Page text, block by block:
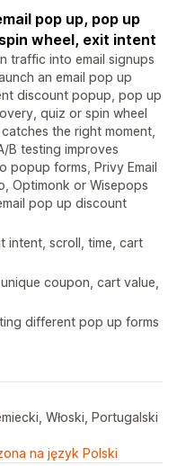
pop up, pop up
wheel, exit intent
traffic into email signups
an email pop up
discount popup, pop up
quiz or spin wheel
the right moment,
B testing improves
popup forms, Privy Email
Optimonk or Wisepops
pop up discount
intent, scroll, time, cart
coupon, cart value,
different pop up forms
Włoski, Portugalski
na język Polski